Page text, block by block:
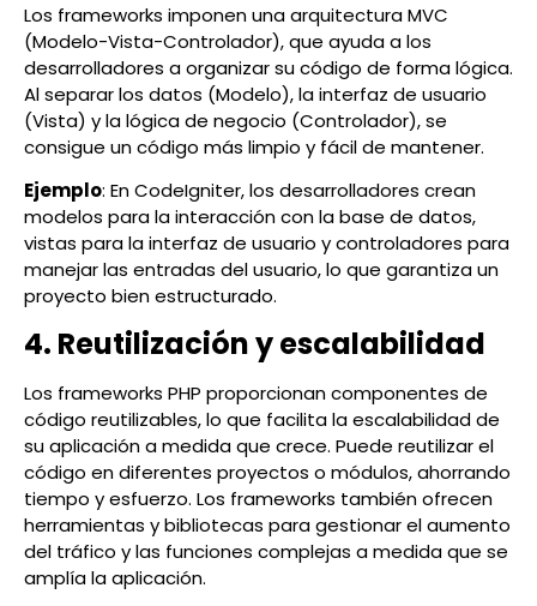
Los frameworks imponen una arquitectura MVC
(Modelo-Vista-Controlador), que ayuda a los
desarrolladores a organizar su código de forma lógica.
Al separar los datos (Modelo), la interfaz de usuario
(Vista) y la lógica de negocio (Controlador), se
consigue un código más limpio y fácil de mantener.
Ejemplo: En CodeIgniter, los desarrolladores crean
modelos para la interacción con la base de datos,
vistas para la interfaz de usuario y controladores para
manejar las entradas del usuario, lo que garantiza un
proyecto bien estructurado.
4. Reutilización y escalabilidad
Los frameworks PHP proporcionan componentes de
código reutilizables, lo que facilita la escalabilidad de
su aplicación a medida que crece. Puede reutilizar el
código en diferentes proyectos o módulos, ahorrando
tiempo y esfuerzo. Los frameworks también ofrecen
herramientas y bibliotecas para gestionar el aumento
del tráfico y las funciones complejas a medida que se
amplía la aplicación.